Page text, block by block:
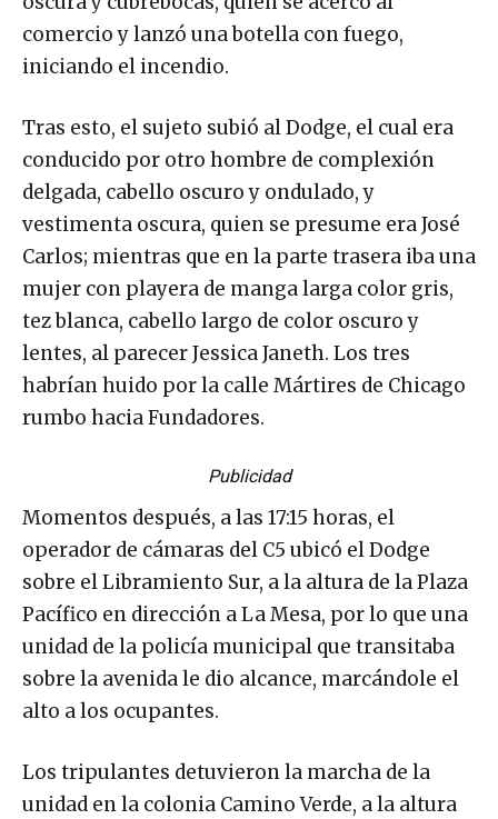
comercio y lanzó una botella con fuego,
iniciando el incendio.
Tras esto, el sujeto subió al Dodge, el cual era
conducido por otro hombre de complexión
delgada, cabello oscuro y ondulado, y
vestimenta oscura, quien se presume era José
Carlos; mientras que en la parte trasera iba una
mujer con playera de manga larga color gris,
tez blanca, cabello largo de color oscuro y
lentes, al parecer Jessica Janeth. Los tres
habrían huido por la calle Mártires de Chicago
rumbo hacia Fundadores.
Publicidad
Momentos después, a las 17:15 horas, el
operador de cámaras del C5 ubicó el Dodge
sobre el Libramiento Sur, a la altura de la Plaza
Pacífico en dirección a La Mesa, por lo que una
unidad de la policía municipal que transitaba
sobre la avenida le dio alcance, marcándole el
alto a los ocupantes.
Los tripulantes detuvieron la marcha de la
unidad en la colonia Camino Verde, a la altura